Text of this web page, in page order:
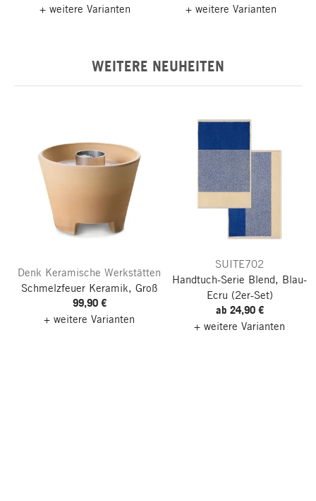
+ weitere Varianten + weitere Varianten
WEITERE NEUHEITEN
Denk Keramische Werkstätten
Schmelzfeuer Keramik, Groß
99,90 €
+ weitere Varianten
SUITE702
Handtuch-Serie Blend, Blau-
Ecru (2er-Set)
ab 24,90 €
+ weitere Varianten